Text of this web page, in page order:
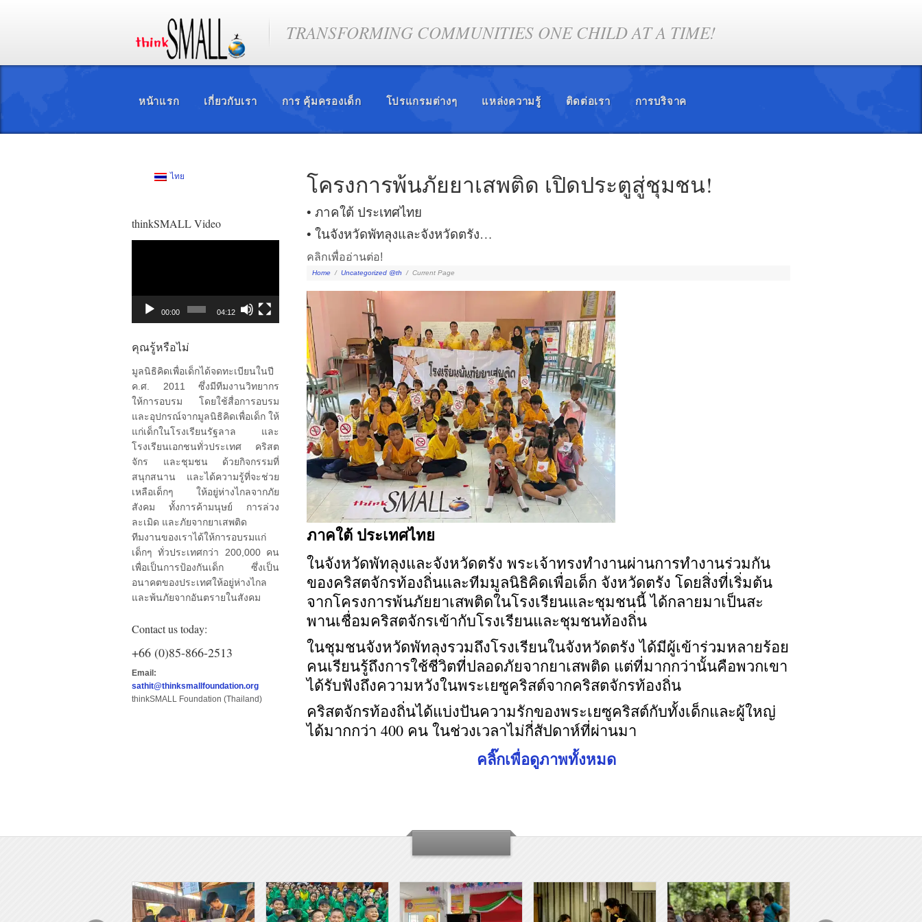
TRANSFORMING COMMUNITIES ONE CHILD AT A TIME!
หน้าแรก เกี่ยวกับเรา การ คุ้มครองเด็ก โปรแกรมต่างๆ แหล่งความรู้ ติดต่อเรา การบริจาค
ไทย
thinkSMALL Video
00:00 04:12
คุณรู้หรือไม่
มูลนิธิคิดเพื่อเด็กได้จดทะเบียนในปี
ค.ศ. 2011 ซึ่งมีทีมงานวิทยากร
ให้การอบรม โดยใช้สื่อการอบรม
และอุปกรณ์จากมูลนิธิคิดเพื่อเด็ก ให้
แก่เด็กในโรงเรียนรัฐลาล และ
โรงเรียนเอกชนทั่วประเทศ คริสต
จักร และชุมชน ด้วยกิจกรรมที่
สนุกสนาน และได้ความรู้ที่จะช่วย
เหลือเด็กๆ ให้อยู่ห่างไกลจากภัย
สังคม ทั้งการค้ามนุษย์ การล่วง
ละเมิด และภัยจากยาเสพติด
ทีมงานของเราได้ให้การอบรมแก่
เด็กๆ ทั่วประเทศกว่า 200,000 คน
เพื่อเป็นการป้องกันเด็ก ซึ่งเป็น
อนาคตของประเทศให้อยู่ห่างไกล
และพ้นภัยจากอันตรายในสังคม
Contact us today:
+66 (0)85-866-2513
Email:
sathit@thinksmallfoundation.org
thinkSMALL Foundation (Thailand)
โครงการพ้นภัยยาเสพติด เปิดประตูสู่ชุมชน!
• ภาคใต้ ประเทศไทย
• ในจังหวัดพัทลุงและจังหวัดตรัง…
คลิกเพื่ออ่านต่อ!
Home / Uncategorized @th / Current Page
ภาคใต้ ประเทศไทย
ในจังหวัดพัทลุงและจังหวัดตรัง พระเจ้าทรงทำงานผ่านการทำงานร่วมกัน
ของคริสตจักรท้องถิ่นและทีมมูลนิธิคิดเพื่อเด็ก จังหวัดตรัง โดยสิ่งที่เริ่มต้น
จากโครงการพ้นภัยยาเสพติดในโรงเรียนและชุมชนนี้ ได้กลายมาเป็นสะ
พานเชื่อมคริสตจักรเข้ากับโรงเรียนและชุมชนท้องถิ่น
ในชุมชนจังหวัดพัทลุงรวมถึงโรงเรียนในจังหวัดตรัง ได้มีผู้เข้าร่วมหลายร้อย
คนเรียนรู้ถึงการใช้ชีวิตที่ปลอดภัยจากยาเสพติด แต่ที่มากกว่านั้นคือพวกเขา
ได้รับฟังถึงความหวังในพระเยซูคริสต์จากคริสตจักรท้องถิ่น
คริสตจักรท้องถิ่นได้แบ่งปันความรักของพระเยซูคริสต์กับทั้งเด็กและผู้ใหญ่
ได้มากกว่า 400 คน ในช่วงเวลาไม่กี่สัปดาห์ที่ผ่านมา
คลิ๊กเพื่อดูภาพทั้งหมด